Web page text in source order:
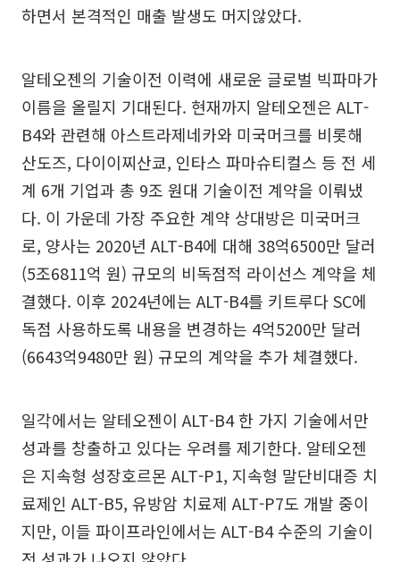
하면서 본격적인 매출 발생도 머지않았다.
알테오젠의 기술이전 이력에 새로운 글로벌 빅파마가
이름을 올릴지 기대된다. 현재까지 알테오젠은 ALT-
B4와 관련해 아스트라제네카와 미국머크를 비롯해
산도즈, 다이이찌산쿄, 인타스 파마슈티컬스 등 전 세
계 6개 기업과 총 9조 원대 기술이전 계약을 이뤄냈
다. 이 가운데 가장 주요한 계약 상대방은 미국머크
로, 양사는 2020년 ALT-B4에 대해 38억6500만 달러
(5조6811억 원) 규모의 비독점적 라이선스 계약을 체
결했다. 이후 2024년에는 ALT-B4를 키트루다 SC에
독점 사용하도록 내용을 변경하는 4억5200만 달러
(6643억9480만 원) 규모의 계약을 추가 체결했다.
일각에서는 알테오젠이 ALT-B4 한 가지 기술에서만
성과를 창출하고 있다는 우려를 제기한다. 알테오젠
은 지속형 성장호르몬 ALT-P1, 지속형 말단비대증 치
료제인 ALT-B5, 유방암 치료제 ALT-P7도 개발 중이
지만, 이들 파이프라인에서는 ALT-B4 수준의 기술이